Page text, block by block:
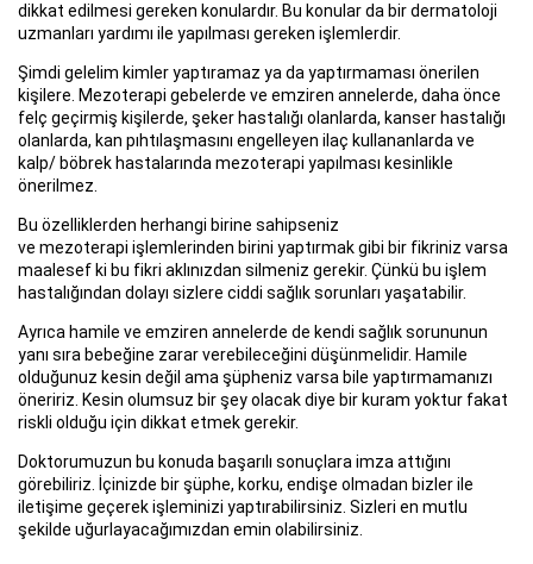
dikkat edilmesi gereken konulardır. Bu konular da bir dermatoloji
uzmanları yardımı ile yapılması gereken işlemlerdir.
Şimdi gelelim kimler yaptıramaz ya da yaptırmaması önerilen
kişilere. Mezoterapi gebelerde ve emziren annelerde, daha önce
felç geçirmiş kişilerde, şeker hastalığı olanlarda, kanser hastalığı
olanlarda, kan pıhtılaşmasını engelleyen ilaç kullananlarda ve
kalp/ böbrek hastalarında mezoterapi yapılması kesinlikle
önerilmez.
Bu özelliklerden herhangi birine sahipseniz
ve mezoterapi işlemlerinden birini yaptırmak gibi bir fikriniz varsa
maalesef ki bu fikri aklınızdan silmeniz gerekir. Çünkü bu işlem
hastalığından dolayı sizlere ciddi sağlık sorunları yaşatabilir.
Ayrıca hamile ve emziren annelerde de kendi sağlık sorununun
yanı sıra bebeğine zarar verebileceğini düşünmelidir. Hamile
olduğunuz kesin değil ama şüpheniz varsa bile yaptırmamanızı
öneririz. Kesin olumsuz bir şey olacak diye bir kuram yoktur fakat
riskli olduğu için dikkat etmek gerekir.
Doktorumuzun bu konuda başarılı sonuçlara imza attığını
görebiliriz. İçinizde bir şüphe, korku, endişe olmadan bizler ile
iletişime geçerek işleminizi yaptırabilirsiniz. Sizleri en mutlu
şekilde uğurlayacağımızdan emin olabilirsiniz.